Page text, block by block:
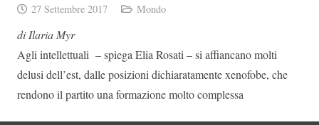
27 Settembre 2017 Mondo
di Ilaria Myr
Agli intellettuali – spiega Elia Rosati – si affiancano molti
delusi dell’est, dalle posizioni dichiaratamente xenofobe, che
rendono il partito una formazione molto complessa